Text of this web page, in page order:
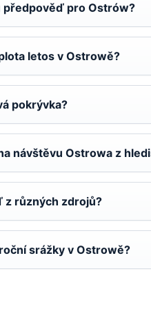
předpověď pro Ostrów?
letos v Ostrowě?
pokrývka?
návštěvu Ostrowa z
z různých zdrojů?
srážky v Ostrowě?